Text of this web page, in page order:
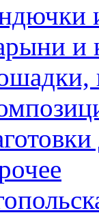
и